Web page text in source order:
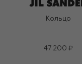
Кольцо
47 200 ₽